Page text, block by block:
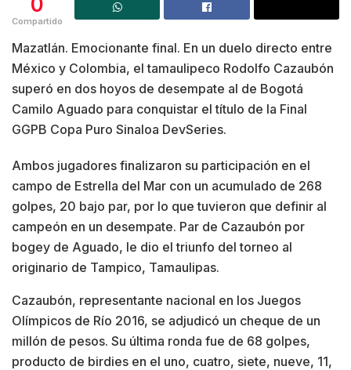
Compartido
Mazatlán. Emocionante final. En un duelo directo entre
México y Colombia, el tamaulipeco Rodolfo Cazaubón
superó en dos hoyos de desempate al de Bogotá
Camilo Aguado para conquistar el título de la Final
GGPB Copa Puro Sinaloa DevSeries.
Ambos jugadores finalizaron su participación en el
campo de Estrella del Mar con un acumulado de 268
golpes, 20 bajo par, por lo que tuvieron que definir al
campeón en un desempate. Par de Cazaubón por
bogey de Aguado, le dio el triunfo del torneo al
originario de Tampico, Tamaulipas.
Cazaubón, representante nacional en los Juegos
Olímpicos de Río 2016, se adjudicó un cheque de un
millón de pesos. Su última ronda fue de 68 golpes,
producto de birdies en el uno, cuatro, siete, nueve, 11,